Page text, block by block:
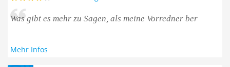
Was gibt es mehr zu Sagen, als meine Vorredner ber
Mehr Infos